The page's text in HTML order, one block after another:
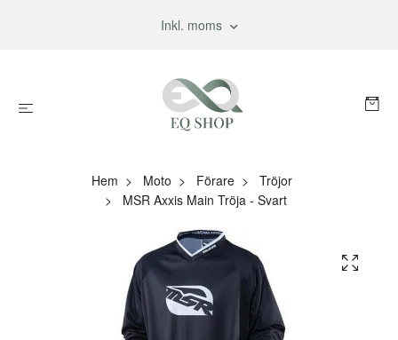
Inkl. moms
Hem Moto Förare
Tröjor
MSR Axxis Main Tröja - Svart